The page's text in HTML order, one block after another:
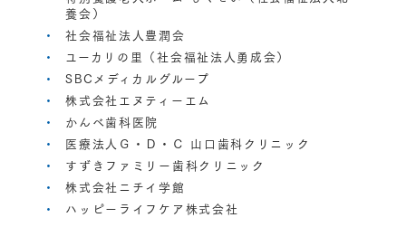
養会）
社会福祉法人豊潤会
ユーカリの里（社会福祉法人勇成会）
SBCメディカルグループ
株式会社エヌティーエム
かんべ歯科医院
医療法人Ｇ・Ｄ・Ｃ 山口歯科クリニック
すずきファミリー歯科クリニック
株式会社ニチイ学館
ハッピーライフケア株式会社